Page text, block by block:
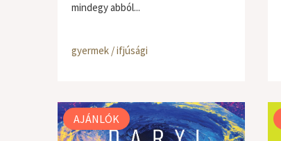
mindegy abból...
gyermek / ifjúsági
AJÁNLÓK